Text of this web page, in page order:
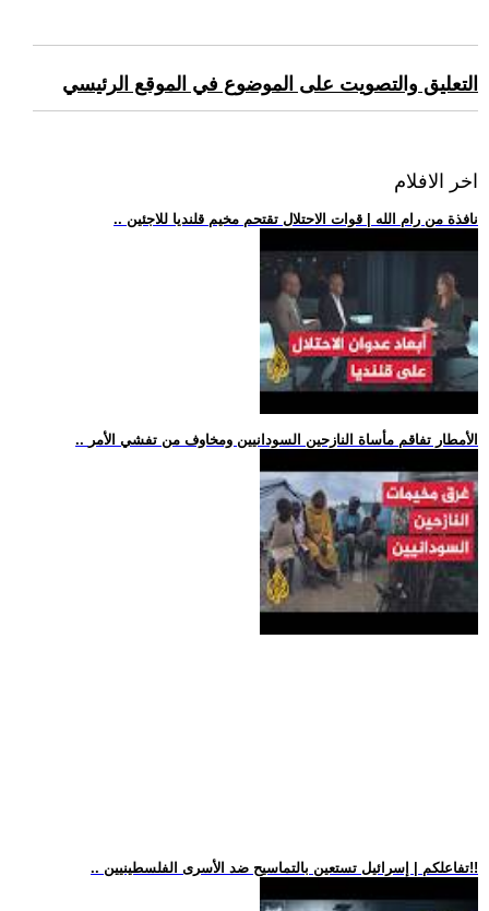
التعليق والتصويت على الموضوع في الموقع الرئيسي
اخر الافلام
.. نافذة من رام الله | قوات الاحتلال تقتحم مخيم قلنديا للاجئين
.. الأمطار تفاقم مأساة النازحين السودانيين ومخاوف من تفشي الأمر
.. تفاعلكم | إسرائيل تستعين بالتماسيح ضد الأسرى الفلسطينيين!!